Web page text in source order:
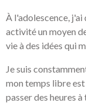
À l'adolescence,
activité un moyen
vie à des idées qui
Je suis
mon temps libre
passer des heures